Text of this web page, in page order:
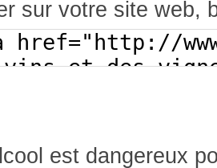
sur votre site web,
est dangereux